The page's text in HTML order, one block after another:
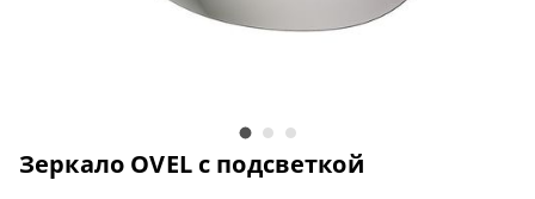
Зеркало OVEL с подсветкой